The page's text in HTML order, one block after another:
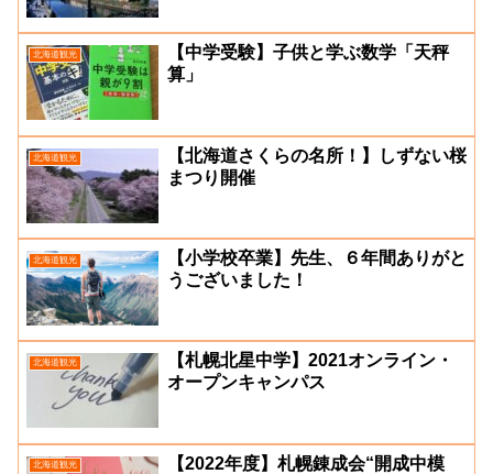
北海道観光
【中学受験】子供と学ぶ数学「天秤
算」
北海道観光
【北海道さくらの名所！】しずない桜
まつり開催
北海道観光
【小学校卒業】先生、６年間ありがと
うございました！
北海道観光
【札幌北星中学】2021オンライン・
オープンキャンパス
北海道観光
【2022年度】札幌錬成会“開成中模